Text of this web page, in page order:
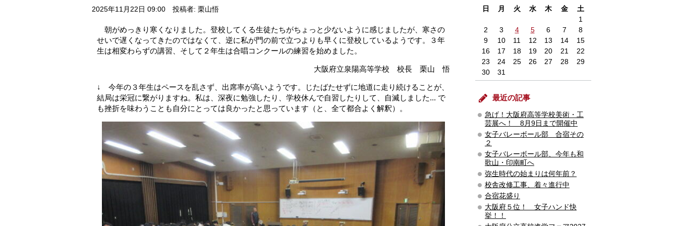
2025年11月22日 09:00 投稿者: 栗山悟
朝がめっきり寒くなりました。登校してくる生徒たちがちょっと少ないように感じましたが、寒さの
せいで遅くなってきたのではなくて、逆に私が門の前で立つよりも早くに登校しているようです。３年
生は相変わらずの講習、そして２年生は合唱コンクールの練習を始めました。
大阪府立泉陽高等学校 校長 栗山 悟
↓ 今年の３年生はペースを乱さず、出席率が高いようです。じたばたせずに地道に走り続けることが、
結局は栄冠に繋がりますね。私は、深夜に勉強したり、学校休んで自習したりして、自滅しました... で
も挫折を味わうことも自分にとっては良かったと思っています（と、全て都合よく解釈）。
日 月 火 水 木 金
土
1
2
3 4 5 6 7
8
9
10 11 12 13 14
15
16
17 18 19 20 21
22
23
24 25 26 27 28
29
30
31
最近の記事
急げ！大阪府高等学校美術・工
芸展へ！ 8月9日まで開催中
女子バレーボール部 合宿その
２
女子バレーボール部、今年も和
歌山・印南町へ
弥生時代の始まりは何年前？
校舎改修工事、着々進行中
合宿花盛り
大阪府５位！ 女子ハンド快
挙！！